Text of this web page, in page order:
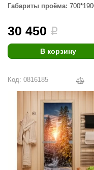
Габариты проёма:
30 450 i
В корзину
Код: 0816185